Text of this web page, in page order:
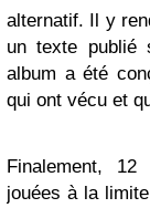
alternatif. Il y
un texte
album a été
qui ont vécu et
Finalement,
jouées à la